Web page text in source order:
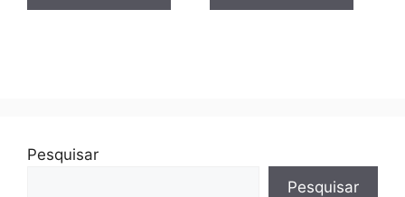
Pesquisar
Pesquisar